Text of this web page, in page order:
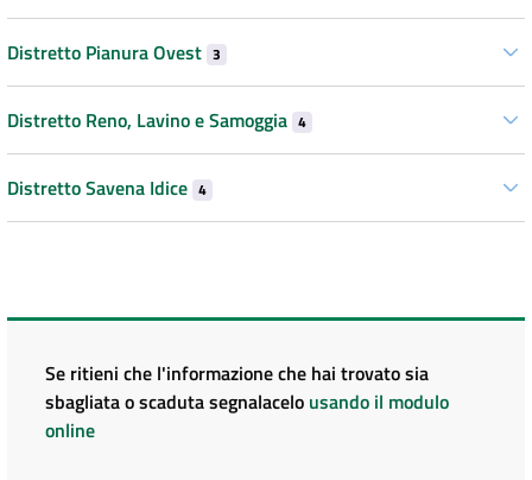
Distretto Pianura Ovest 3
Distretto Reno, Lavino e Samoggia 4
Distretto Savena Idice 4
Se ritieni che l'informazione che hai trovato sia
sbagliata o scaduta segnalacelo usando il modulo
online